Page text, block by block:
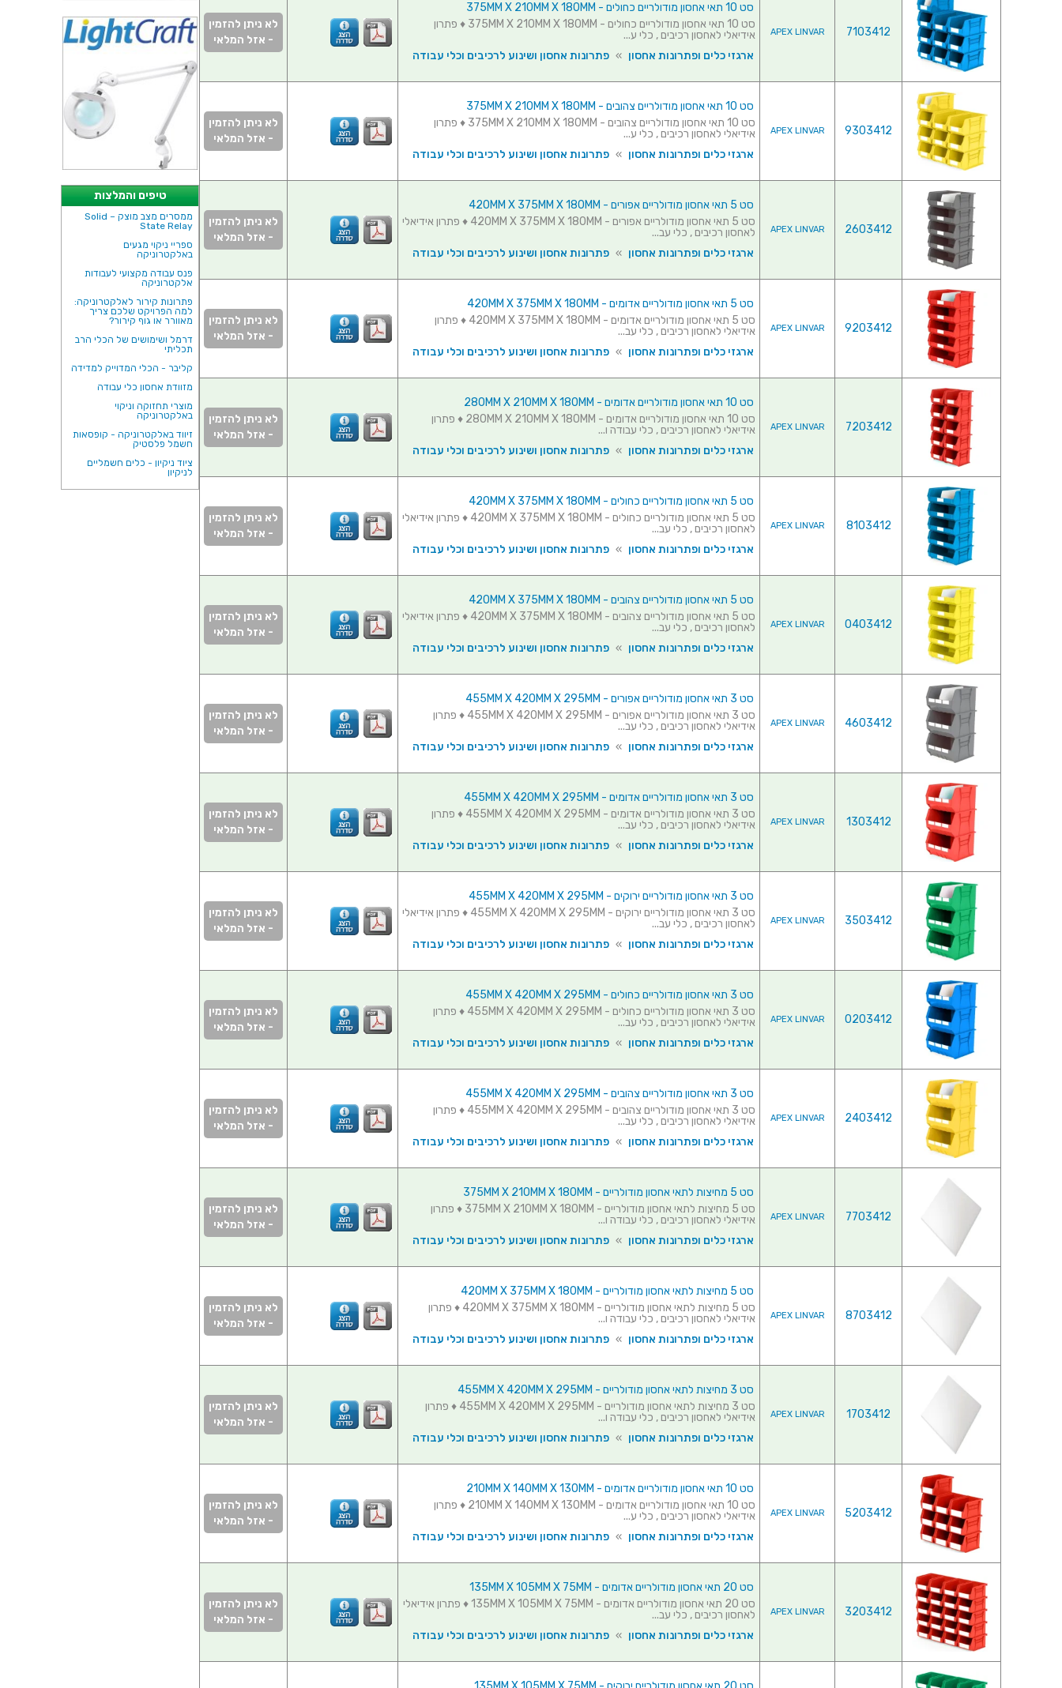
טיפים והמלצות
ממסרים מצב מוצק – Solid
State Relay
ספריי ניקוי מגעים
באלקטרוניקה
פנס עבודה מקצועי לעבודות
אלקטרוניקה
פתרונות קירור לאלקטרוניקה:
למה הפרויקט שלכם צריך
מאוורר או גוף קירור?
דרמל ושימושים של הכלי הרב
תכליתי
קליבר - הכלי המדוייק למדידה
מזוודת אחסון כלי עבודה
מוצרי תחזוקה וניקוי
באלקטרוניקה
זיווד באלקטרוניקה - קופסאות
חשמל פלסטיק
ציוד ניקיון - כלים חשמליים
לניקיון
7103412
APEX LINVAR
סט 10 תאי אחסון מודולריים כחולים - 375MM X 210MM X 180MM
סט 10 תאי אחסון מודולריים כחולים - 375MM X 210MM X 180MM ♦ פתרון
אידיאלי לאחסון רכיבים , כלי ע...
ארגזי כלים ופתרונות אחסון » פתרונות אחסון ושינוע לרכיבים וכלי עבודה
לא ניתן להזמין
- אזל המלאי
9303412
APEX LINVAR
סט 10 תאי אחסון מודולריים צהובים - 375MM X 210MM X 180MM
סט 10 תאי אחסון מודולריים צהובים - 375MM X 210MM X 180MM ♦ פתרון
אידיאלי לאחסון רכיבים , כלי ע...
ארגזי כלים ופתרונות אחסון » פתרונות אחסון ושינוע לרכיבים וכלי עבודה
לא ניתן להזמין
- אזל המלאי
2603412
APEX LINVAR
סט 5 תאי אחסון מודולריים אפורים - 420MM X 375MM X 180MM
סט 5 תאי אחסון מודולריים אפורים - 420MM X 375MM X 180MM ♦ פתרון אידיאלי
לאחסון רכיבים , כלי עב...
ארגזי כלים ופתרונות אחסון » פתרונות אחסון ושינוע לרכיבים וכלי עבודה
לא ניתן להזמין
- אזל המלאי
9203412
APEX LINVAR
סט 5 תאי אחסון מודולריים אדומים - 420MM X 375MM X 180MM
סט 5 תאי אחסון מודולריים אדומים - 420MM X 375MM X 180MM ♦ פתרון
אידיאלי לאחסון רכיבים , כלי עב...
ארגזי כלים ופתרונות אחסון » פתרונות אחסון ושינוע לרכיבים וכלי עבודה
לא ניתן להזמין
- אזל המלאי
7203412
APEX LINVAR
סט 10 תאי אחסון מודולריים אדומים - 280MM X 210MM X 180MM
סט 10 תאי אחסון מודולריים אדומים - 280MM X 210MM X 180MM ♦ פתרון
אידיאלי לאחסון רכיבים , כלי עבודה ו...
ארגזי כלים ופתרונות אחסון » פתרונות אחסון ושינוע לרכיבים וכלי עבודה
לא ניתן להזמין
- אזל המלאי
8103412
APEX LINVAR
סט 5 תאי אחסון מודולריים כחולים - 420MM X 375MM X 180MM
סט 5 תאי אחסון מודולריים כחולים - 420MM X 375MM X 180MM ♦ פתרון אידיאלי
לאחסון רכיבים , כלי עב...
ארגזי כלים ופתרונות אחסון » פתרונות אחסון ושינוע לרכיבים וכלי עבודה
לא ניתן להזמין
- אזל המלאי
0403412
APEX LINVAR
סט 5 תאי אחסון מודולריים צהובים - 420MM X 375MM X 180MM
סט 5 תאי אחסון מודולריים צהובים - 420MM X 375MM X 180MM ♦ פתרון אידיאלי
לאחסון רכיבים , כלי עב...
ארגזי כלים ופתרונות אחסון » פתרונות אחסון ושינוע לרכיבים וכלי עבודה
לא ניתן להזמין
- אזל המלאי
4603412
APEX LINVAR
סט 3 תאי אחסון מודולריים אפורים - 455MM X 420MM X 295MM
סט 3 תאי אחסון מודולריים אפורים - 455MM X 420MM X 295MM ♦ פתרון
אידיאלי לאחסון רכיבים , כלי עב...
ארגזי כלים ופתרונות אחסון » פתרונות אחסון ושינוע לרכיבים וכלי עבודה
לא ניתן להזמין
- אזל המלאי
1303412
APEX LINVAR
סט 3 תאי אחסון מודולריים אדומים - 455MM X 420MM X 295MM
סט 3 תאי אחסון מודולריים אדומים - 455MM X 420MM X 295MM ♦ פתרון
אידיאלי לאחסון רכיבים , כלי עב...
ארגזי כלים ופתרונות אחסון » פתרונות אחסון ושינוע לרכיבים וכלי עבודה
לא ניתן להזמין
- אזל המלאי
3503412
APEX LINVAR
סט 3 תאי אחסון מודולריים ירוקים - 455MM X 420MM X 295MM
סט 3 תאי אחסון מודולריים ירוקים - 455MM X 420MM X 295MM ♦ פתרון אידיאלי
לאחסון רכיבים , כלי עב...
ארגזי כלים ופתרונות אחסון » פתרונות אחסון ושינוע לרכיבים וכלי עבודה
לא ניתן להזמין
- אזל המלאי
0203412
APEX LINVAR
סט 3 תאי אחסון מודולריים כחולים - 455MM X 420MM X 295MM
סט 3 תאי אחסון מודולריים כחולים - 455MM X 420MM X 295MM ♦ פתרון
אידיאלי לאחסון רכיבים , כלי עב...
ארגזי כלים ופתרונות אחסון » פתרונות אחסון ושינוע לרכיבים וכלי עבודה
לא ניתן להזמין
- אזל המלאי
2403412
APEX LINVAR
סט 3 תאי אחסון מודולריים צהובים - 455MM X 420MM X 295MM
סט 3 תאי אחסון מודולריים צהובים - 455MM X 420MM X 295MM ♦ פתרון
אידיאלי לאחסון רכיבים , כלי עב...
ארגזי כלים ופתרונות אחסון » פתרונות אחסון ושינוע לרכיבים וכלי עבודה
לא ניתן להזמין
- אזל המלאי
7703412
APEX LINVAR
סט 5 מחיצות לתאי אחסון מודולריים - 375MM X 210MM X 180MM
סט 5 מחיצות לתאי אחסון מודולריים - 375MM X 210MM X 180MM ♦ פתרון
אידיאלי לאחסון רכיבים , כלי עבודה ו...
ארגזי כלים ופתרונות אחסון » פתרונות אחסון ושינוע לרכיבים וכלי עבודה
לא ניתן להזמין
- אזל המלאי
8703412
APEX LINVAR
סט 5 מחיצות לתאי אחסון מודולריים - 420MM X 375MM X 180MM
סט 5 מחיצות לתאי אחסון מודולריים - 420MM X 375MM X 180MM ♦ פתרון
אידיאלי לאחסון רכיבים , כלי עבודה ו...
ארגזי כלים ופתרונות אחסון » פתרונות אחסון ושינוע לרכיבים וכלי עבודה
לא ניתן להזמין
- אזל המלאי
1703412
APEX LINVAR
סט 3 מחיצות לתאי אחסון מודולריים - 455MM X 420MM X 295MM
סט 3 מחיצות לתאי אחסון מודולריים - 455MM X 420MM X 295MM ♦ פתרון
אידיאלי לאחסון רכיבים , כלי עבודה ו...
ארגזי כלים ופתרונות אחסון » פתרונות אחסון ושינוע לרכיבים וכלי עבודה
לא ניתן להזמין
- אזל המלאי
5203412
APEX LINVAR
סט 10 תאי אחסון מודולריים אדומים - 210MM X 140MM X 130MM
סט 10 תאי אחסון מודולריים אדומים - 210MM X 140MM X 130MM ♦ פתרון
אידיאלי לאחסון רכיבים , כלי ע...
ארגזי כלים ופתרונות אחסון » פתרונות אחסון ושינוע לרכיבים וכלי עבודה
לא ניתן להזמין
- אזל המלאי
3203412
APEX LINVAR
סט 20 תאי אחסון מודולריים אדומים - 135MM X 105MM X 75MM
סט 20 תאי אחסון מודולריים אדומים - 135MM X 105MM X 75MM ♦ פתרון אידיאלי
לאחסון רכיבים , כלי עב...
ארגזי כלים ופתרונות אחסון » פתרונות אחסון ושינוע לרכיבים וכלי עבודה
לא ניתן להזמין
- אזל המלאי